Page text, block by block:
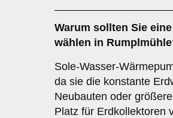
Warum sollten Sie
wählen in
Sole-Wasser-
da sie die konstante
Neubauten oder
Platz für Erdkollektoren